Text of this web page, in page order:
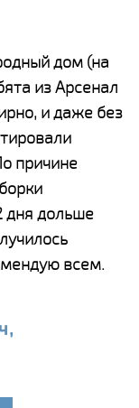
дом (на
из Арсенал
и даже без
причине
дня дольше
всем.